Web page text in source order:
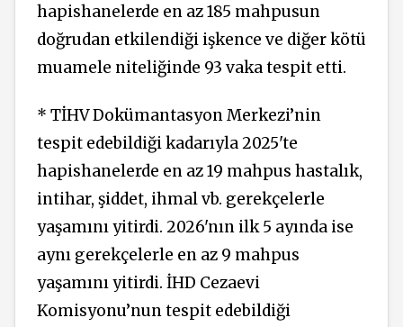
hapishanelerde en az 185 mahpusun
doğrudan etkilendiği işkence ve diğer kötü
muamele niteliğinde 93 vaka tespit etti.
* TİHV Dokümantasyon Merkezi’nin
tespit edebildiği kadarıyla 2025'te
hapishanelerde en az 19 mahpus hastalık,
intihar, şiddet, ihmal vb. gerekçelerle
yaşamını yitirdi. 2026'nın ilk 5 ayında ise
aynı gerekçelerle en az 9 mahpus
yaşamını yitirdi. İHD Cezaevi
Komisyonu’nun tespit edebildiği